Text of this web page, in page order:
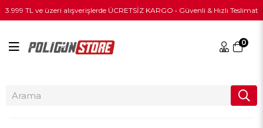
3.999 TL ve üzeri alışverişlerde ÜCRETSİZ KARGO • Güvenli & Hızlı Teslimat
0